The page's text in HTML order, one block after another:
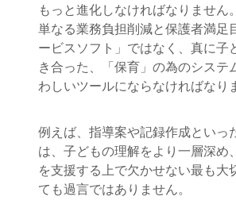
もっと進化しなければなりません。
単なる業務負担削減と保護者満足
ービスソフト」ではなく、真に子
き合った、「保育」の為のシステ
わしいツールにならなければなり
例えば、指導案や記録作成といっ
は、子どもの理解をより一層深め
を支援する上で欠かせない最も大
ても過言ではありません。